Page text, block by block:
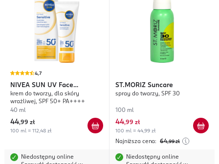
4,7
NIVEA SUN
UV Face
Sensitive
krem do twarzy, dla skóry
wrażliwej, SPF 50+ PA++++
40 ml
44,99 zł
100 ml = 112,48 zł
Niedostępny online
ST.MORIZ Suncare
spray do twarzy, SPF 30
100 ml
44,99 zł
100 ml = 44,99 zł
Najniższa cena: 64,99 zł
Niedostępny online